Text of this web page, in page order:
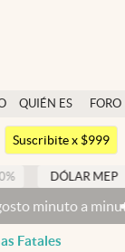
QUIÉN ES
QUIÉN
FORO
Argentina
México
Colombia
Suscribite x $999
MEP $ 1526,03
minutoDólar hoy
Fatales